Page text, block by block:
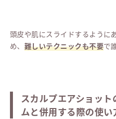
頭皮や肌にスライドするように
め、 難しいテクニックも不要で
スカルプエアショッ
ムと併用する際の使い